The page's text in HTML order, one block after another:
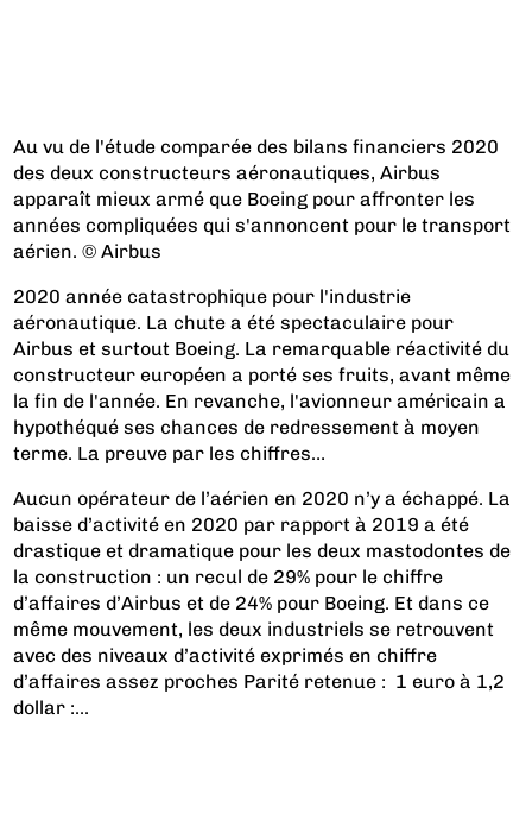
Au vu de l'étude comparée des bilans financiers 2020
des deux constructeurs aéronautiques, Airbus
apparaît mieux armé que Boeing pour affronter les
années compliquées qui s'annoncent pour le transport
aérien. © Airbus
2020 année catastrophique pour l'industrie
aéronautique. La chute a été spectaculaire pour
Airbus et surtout Boeing. La remarquable réactivité du
constructeur européen a porté ses fruits, avant même
la fin de l'année. En revanche, l'avionneur américain a
hypothéqué ses chances de redressement à moyen
terme. La preuve par les chiffres…
Aucun opérateur de l’aérien en 2020 n’y a échappé. La
baisse d’activité en 2020 par rapport à 2019 a été
drastique et dramatique pour les deux mastodontes de
la construction : un recul de 29% pour le chiffre
d’affaires d’Airbus et de 24% pour Boeing. Et dans ce
même mouvement, les deux industriels se retrouvent
avec des niveaux d’activité exprimés en chiffre
d’affaires assez proches Parité retenue : 1 euro à 1,2
dollar :...